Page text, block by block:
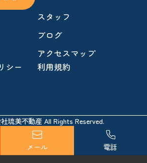
スタッフ
ブログ
アクセスマップ
シー
利用規約
琉美不動産 All Rights Reserved.
メール 電話